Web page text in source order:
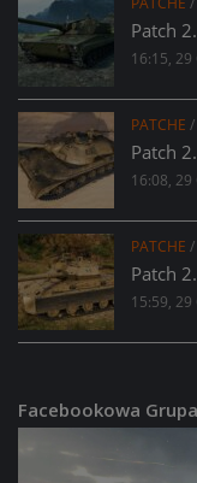
Patch
16:15, 29
PATCHE /
Patch
16:08, 29
PATCHE /
Patch
15:59, 29
Facebookowa